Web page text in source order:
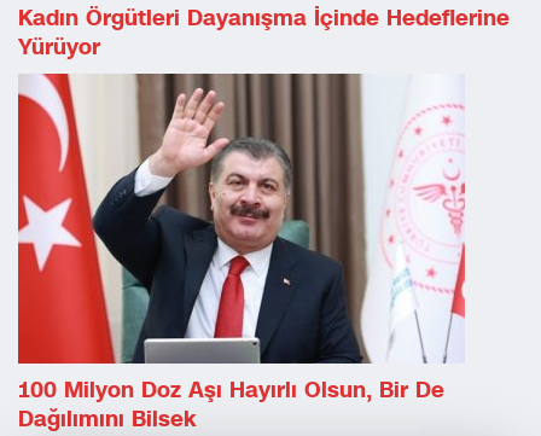
Kadın Örgütleri Dayanışma İçinde Hedeflerine
Yürüyor
100 Milyon Doz Aşı Hayırlı Olsun, Bir De
Dağılımını Bilsek